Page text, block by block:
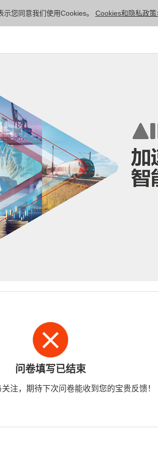
您同意我们使用Cookies。 Cookies和隐私政策
问卷填写已结束
注，期待下次问卷能收到您的宝贵反馈！